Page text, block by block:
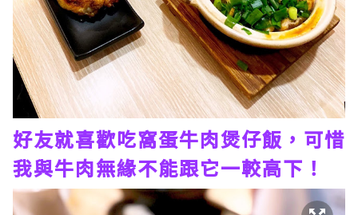
好友就喜歡吃窩蛋牛肉煲仔飯，可惜
我與牛肉無緣不能跟它一較高下！